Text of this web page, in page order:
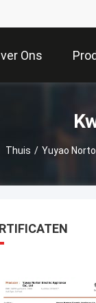
Ons
Thuis / Yuyao